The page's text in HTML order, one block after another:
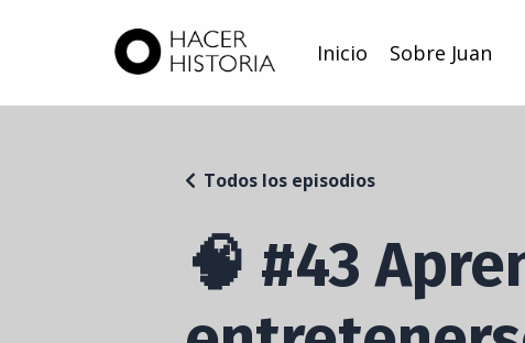
Inicio Sobre Juan
🧠 #43
Todos los episodios